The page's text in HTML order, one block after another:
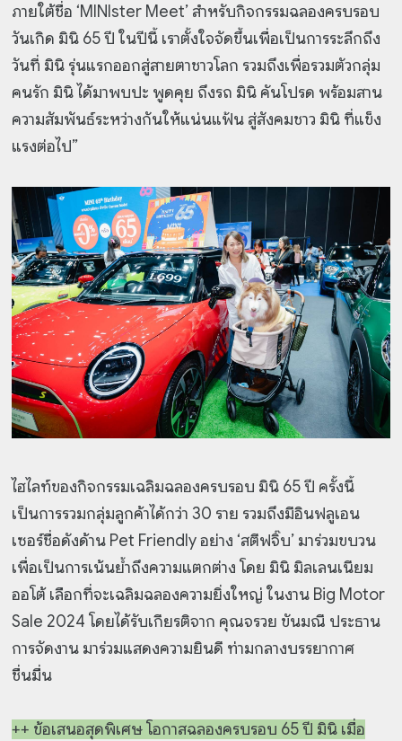
ภายใต้ชื่อ ‘MINIster Meet’ สำหรับกิจกรรมฉลองครบรอบ
วันเกิด มินิ 65 ปี ในปีนี้ เราตั้งใจจัดขึ้นเพื่อเป็นการระลึกถึง
วันที่ มินิ รุ่นแรกออกสู่สายตาชาวโลก รวมถึงเพื่อรวมตัวกลุ่ม
คนรัก มินิ ได้มาพบปะ พูดคุย ถึงรถ มินิ คันโปรด พร้อมสาน
ความสัมพันธ์ระหว่างกันให้แน่นแฟ้น สู่สังคมชาว มินิ ที่แข็ง
แรงต่อไป”
ไฮไลท์ของกิจกรรมเฉลิมฉลองครบรอบ มินิ 65 ปี ครั้งนี้
เป็นการรวมกลุ่มลูกค้าได้กว่า 30 ราย รวมถึงมีอินฟลูเอน
เซอร์ชื่อดังด้าน Pet Friendly อย่าง ‘สตีฟจิ๊บ’ มาร่วมขบวน
เพื่อเป็นการเน้นย้ำถึงความแตกต่าง โดย มินิ มิลเลนเนียม
ออโต้ เลือกที่จะเฉลิมฉลองความยิ่งใหญ่ ในงาน Big Motor
Sale 2024 โดยได้รับเกียรติจาก คุณจรวย ขันมณี ประธาน
การจัดงาน มาร่วมแสดงความยินดี ท่ามกลางบรรยากาศ
ชื่นมื่น
++ ข้อเสนอสุดพิเศษ โอกาสฉลองครบรอบ 65 ปี มินิ เมื่อ